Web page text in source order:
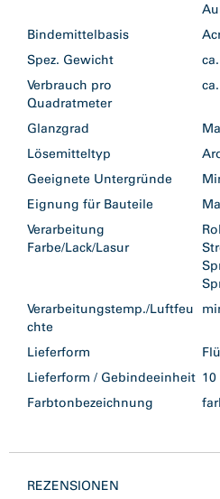
Bindemittelbasis
Spez. Gewicht
Verbrauch pro
Quadratmeter
Glanzgrad
Lösemitteltyp
Geeignete Untergründe
Eignung für Bauteile
Verarbeitung
Farbe/Lack/Lasur
Verarbeitungstemp./Luftfeu
chte
Lieferform
Lieferform / Gebindeeinheit 10
Farbtonbezeichnung
REZENSIONEN